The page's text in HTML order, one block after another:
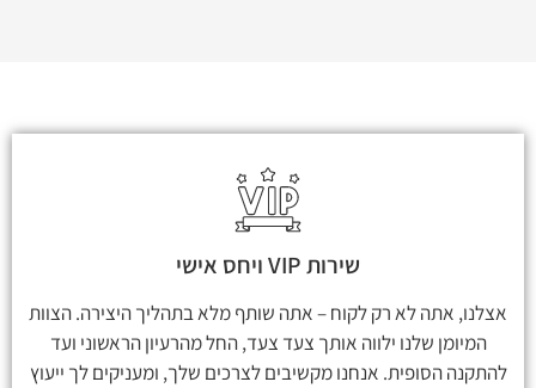
שירות VIP ויחס אישי
אצלנו, אתה לא רק לקוח – אתה שותף מלא בתהליך היצירה. הצוות
המיומן שלנו ילווה אותך צעד צעד, החל מהרעיון הראשוני ועד
להתקנה הסופית. אנחנו מקשיבים לצרכים שלך, ומעניקים לך ייעוץ